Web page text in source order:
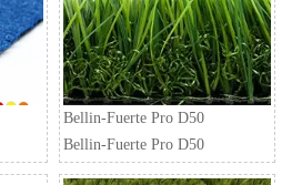
Bellin-Fuerte Pro D50
Bellin-Fuerte Pro D50